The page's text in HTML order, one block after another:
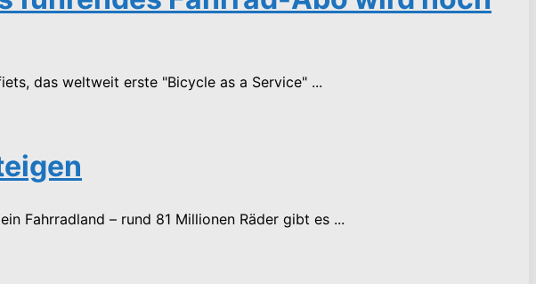
das weltweit erste "Bicycle as a Service" ...
Fahrradland – rund 81 Millionen Räder gibt es ...